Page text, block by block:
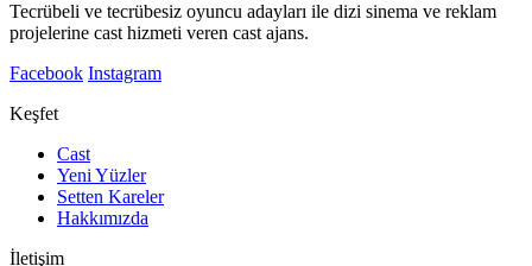
Tecrübeli ve tecrübesiz oyuncu adayları ile dizi sinema ve reklam
projelerine cast hizmeti veren cast ajans.
Facebook Instagram
Keşfet
Cast
Yeni Yüzler
Setten Kareler
Hakkımızda
İletişim